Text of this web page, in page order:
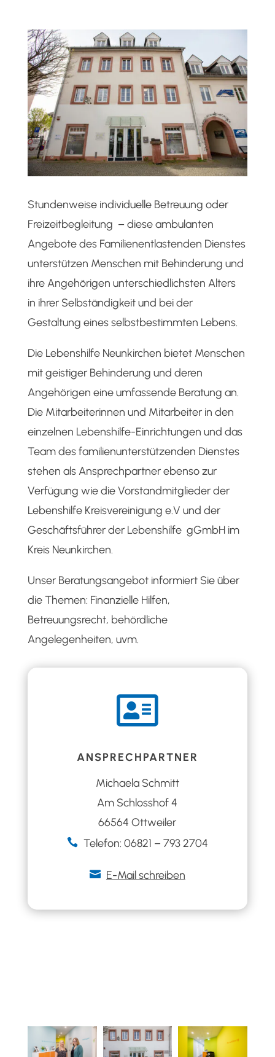
Stundenweise individuelle Betreuung oder
Freizeitbegleitung – diese ambulanten
Angebote des Familienentlastenden Dienstes
unterstützen Menschen mit Behinderung und
ihre Angehörigen unterschiedlichsten Alters
in ihrer Selbständigkeit und bei der
Gestaltung eines selbstbestimmten Lebens.
Die Lebenshilfe Neunkirchen bietet Menschen
mit geistiger Behinderung und deren
Angehörigen eine umfassende Beratung an.
Die Mitarbeiterinnen und Mitarbeiter in den
einzelnen Lebenshilfe-Einrichtungen und das
Team des familienunterstützenden Dienstes
stehen als Ansprechpartner ebenso zur
Verfügung wie die Vorstandmitglieder der
Lebenshilfe Kreisvereinigung e.V und der
Geschäftsführer der Lebenshilfe gGmbH im
Kreis Neunkirchen.
Unser Beratungsangebot informiert Sie über
die Themen: Finanzielle Hilfen,
Betreuungsrecht, behördliche
Angelegenheiten, uvm.

ANSPRECHPARTNER
Michaela Schmitt
Am Schlosshof 4
66564 Ottweiler
 Telefon: 06821 – 7932704
 E-Mail schreiben